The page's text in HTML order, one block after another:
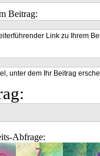
Beitrag:
Link zu Ihrem
unter dem Ihr Beitrag
Abfrage: